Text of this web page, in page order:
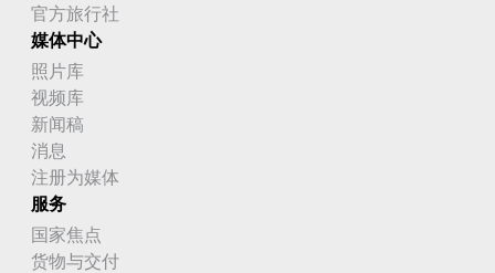
官方旅行社
媒体中心
照片库
视频库
新闻稿
消息
注册为媒体
服务
国家焦点
货物与交付